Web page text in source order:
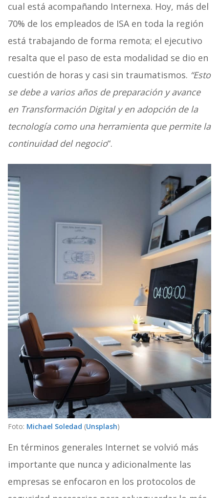
cual está acompañando Internexa. Hoy, más del
70% de los empleados de ISA en toda la región
está trabajando de forma remota; el ejecutivo
resalta que el paso de esta modalidad se dio en
cuestión de horas y casi sin traumatismos. “Esto
se debe a varios años de preparación y avance
en Transformación Digital y en adopción de la
tecnología como una herramienta que permite la
continuidad del negocio“.
Foto: Michael Soledad (Unsplash)
En términos generales Internet se volvió más
importante que nunca y adicionalmente las
empresas se enfocaron en los protocolos de